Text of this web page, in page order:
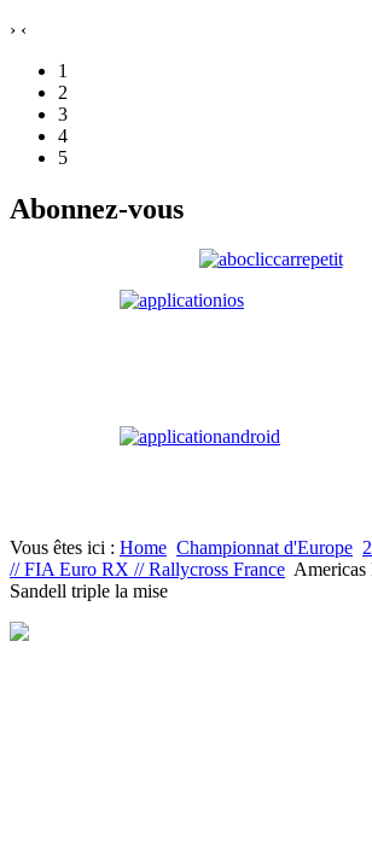
› ‹
1
2
3
4
5
Abonnez-vous
Vous êtes ici : Home Championnat d'Europe
// FIA Euro RX // Rallycross France Americas
Sandell triple la mise